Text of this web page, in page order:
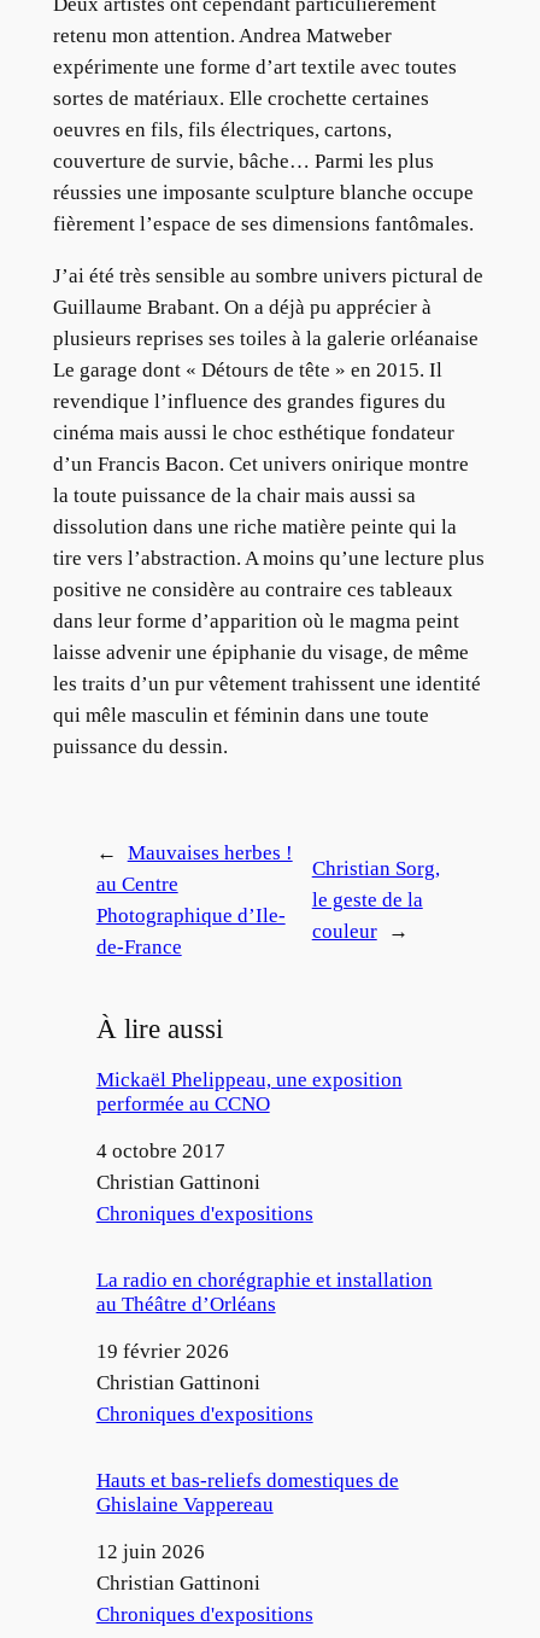
retenu mon attention. Andrea Matweber
expérimente une forme d’art textile avec toutes
sortes de matériaux. Elle crochette certaines
oeuvres en fils, fils électriques, cartons,
couverture de survie, bâche… Parmi les plus
réussies une imposante sculpture blanche occupe
fièrement l’espace de ses dimensions fantômales.
J’ai été très sensible au sombre univers pictural de
Guillaume Brabant. On a déjà pu apprécier à
plusieurs reprises ses toiles à la galerie orléanaise
Le garage dont « Détours de tête » en 2015. Il
revendique l’influence des grandes figures du
cinéma mais aussi le choc esthétique fondateur
d’un Francis Bacon. Cet univers onirique montre
la toute puissance de la chair mais aussi sa
dissolution dans une riche matière peinte qui la
tire vers l’abstraction. A moins qu’une lecture plus
positive ne considère au contraire ces tableaux
dans leur forme d’apparition où le magma peint
laisse advenir une épiphanie du visage, de même
les traits d’un pur vêtement trahissent une identité
qui mêle masculin et féminin dans une toute
puissance du dessin.
←
Mauvaises herbes !
au Centre
Photographique d’Ile-
de-France
Christian Sorg,
le geste de la
couleur
→
À lire aussi
Mickaël Phelippeau, une exposition
performée au CCNO
Date
4 octobre 2017
Auteur
Christian Gattinoni
Par rapport à
Chroniques d'expositions
La radio en chorégraphie et installation
au Théâtre d’Orléans
Date
19 février 2026
Auteur
Christian Gattinoni
Par rapport à
Chroniques d'expositions
Hauts et bas-reliefs domestiques de
Ghislaine Vappereau
Date
12 juin 2026
Auteur
Christian Gattinoni
Par rapport à
Chroniques d'expositions